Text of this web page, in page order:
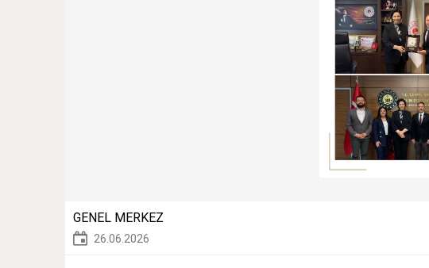
GENEL MERKEZ
26.06.2026